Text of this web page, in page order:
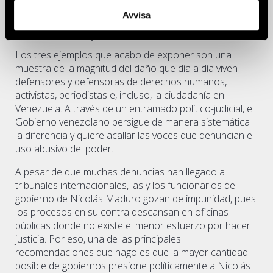
Avvisa
Conclusiones y recomendaciones
Los tres ejemplos que acabo de exponer son una
muestra de la magnitud del daño que día a día viven
defensores y defensoras de derechos humanos,
activistas, periodistas e, incluso, la ciudadanía en
Venezuela. A través de un entramado político-judicial, el
Gobierno venezolano persigue de manera sistemática
la diferencia y quiere acallar las voces que denuncian el
uso abusivo del poder.
A pesar de que muchas denuncias han llegado a
tribunales internacionales, las y los funcionarios del
gobierno de Nicolás Maduro gozan de impunidad, pues
los procesos en su contra descansan en oficinas
públicas donde no existe el menor esfuerzo por hacer
justicia. Por eso, una de las principales
recomendaciones que hago es que la mayor cantidad
posible de gobiernos presione políticamente a Nicolás